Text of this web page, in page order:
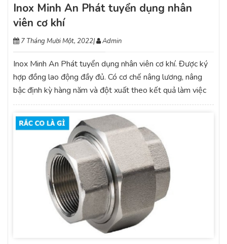
Inox Minh An Phát tuyển dụng nhân
viên cơ khí
7 Tháng Mười Một, 2022| Admin
Inox Minh An Phát tuyển dụng nhân viên cơ khí. Được ký
hợp đồng lao động đầy đủ. Có cơ chế nâng lương, nâng
bậc định kỳ hàng năm và đột xuất theo kết quả làm việc